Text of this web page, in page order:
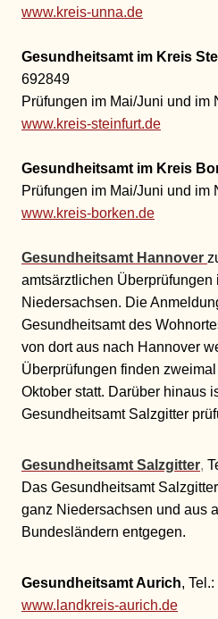
www.kreis-unna.de
Gesundheitsamt im Kreis
692849
Prüfungen im Mai/Juni und im
www.kreis-steinfurt.de
Gesundheitsamt im Kreis
Prüfungen im Mai/Juni und im
www.kreis-borken.de
Gesundheitsamt Hannover
amtsärztlichen Überprüfungen
Niedersachsen. Die
Gesundheitsamt des
von dort aus nach Hannover
Überprüfungen finden
Oktober statt. Darüber hinaus
Gesundheitsamt Salzgitter
Gesundheitsamt Salzgitter,
Das Gesundheitsamt
ganz Niedersachsen und aus
Bundesländern entgegen.
Gesundheitsamt Aurich,
www.landkreis-aurich.de